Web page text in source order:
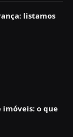
listamos
o que